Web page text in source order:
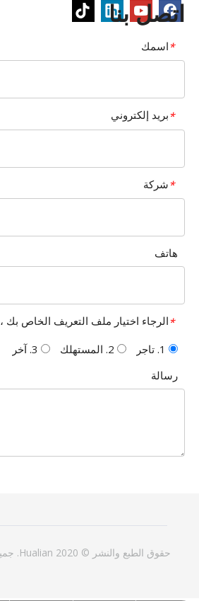
اتصل بنا
*اسمك
*بريد إلكتروني
*شركة
هاتف
*الرجاء اختيار ملف التعريف الخاص بك ، tks!
رسالة
حقوق الطبع والنشر © 2020 Hualian. جميع الحقوق محفوظة.